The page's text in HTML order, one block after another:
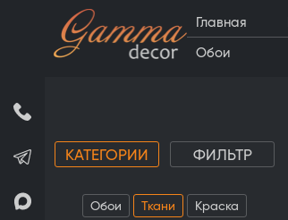
Главная
Обои
КАТЕГОРИИ ФИЛЬТР
Обои Ткани Краска